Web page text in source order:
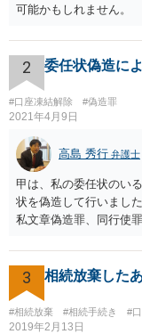
可能かもしれません。
2 委任状偽造に
#口座凍結解除 #偽造罪
2021年4月9日
高島 秀行 弁護士
甲は、私の委任状のい
状を偽造して行いま
私文章偽造罪、同行使
か？ 委任状を偽造し
ので できないと思
3 相続放棄した
#相続放棄 #相続手続き #
2019年2月13日